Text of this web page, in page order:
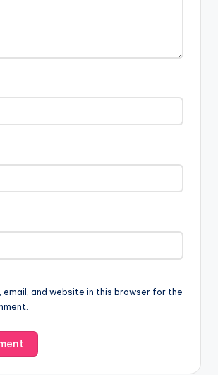
email, and website in this browser for the